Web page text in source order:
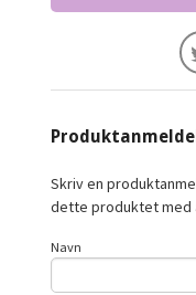
Skriv en
dette produktet med
Navn